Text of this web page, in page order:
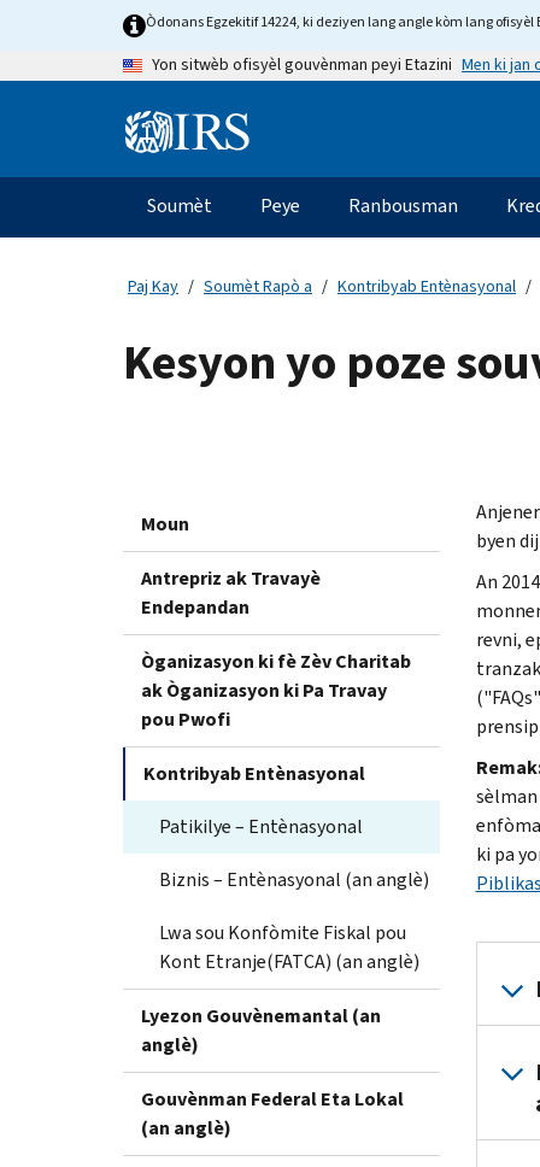
Òdonans Egzekitif 14224, ki deziyen lang angle kòm lang
Yon sitwèb ofisyèl gouvènman peyi Etazini Men ki jan
Information
Navigasyon
prensipal
Soumèt Peye Ranbousman
Paj Kay Soumèt Rapò a Kontribyab Entènasyonal
Kesyon yo poze
Moun
Antrepriz ak Travayè
Endepandan
Òganizasyon ki fè Zèv Charitab
ak Òganizasyon ki Pa Travay
pou Pwofi
Kontribyab Entènasyonal
Patikilye – Entènasyonal
Biznis – Entènasyonal (an anglè)
Lwa sou Konfòmite Fiskal pou
Kont Etranje(FATCA) (an anglè)
Lyezon Gouvènemantal (an
anglè)
Gouvènman Federal Eta Lokal
(an anglè)
byen
An
revni,
ki pa